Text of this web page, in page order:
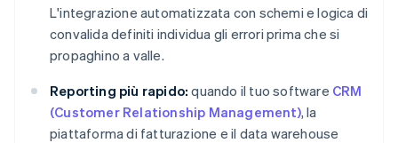
L'integrazione automatizzata con schemi e logica di
convalida definiti individua gli errori prima che si
propaghino a valle.
Reporting più rapido: quando il tuo software CRM
(Customer Relationship Management), la
piattaforma di fatturazione e il data warehouse